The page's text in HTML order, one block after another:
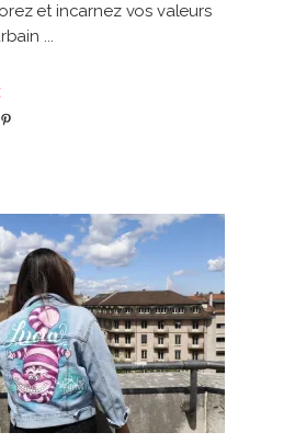
et incarnez vos valeurs